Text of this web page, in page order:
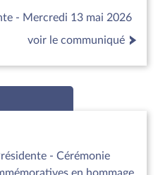
- Mercredi 13 mai 2026
voir le communiqué
- Cérémonie
en hommage